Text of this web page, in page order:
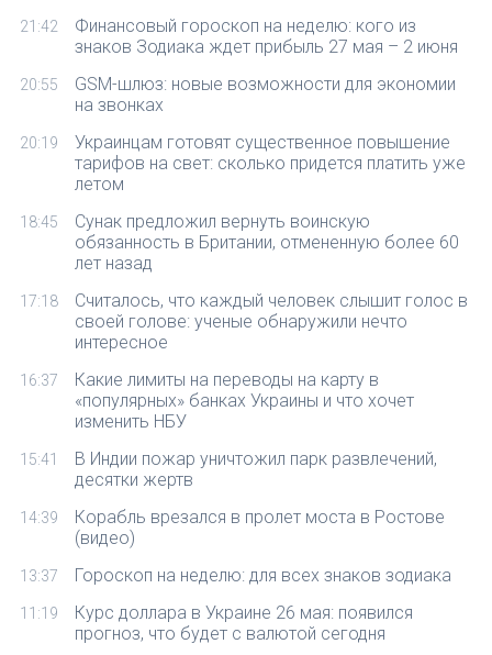
21:42
Финансовый гороскоп на неделю: кого из
знаков Зодиака ждет прибыль 27 мая – 2 июня
20:55
GSM-шлюз: новые возможности для экономии
на звонках
20:19
Украинцам готовят существенное повышение
тарифов на свет: сколько придется платить уже
летом
18:45
Сунак предложил вернуть воинскую
обязанность в Британии, отмененную более 60
лет назад
17:18
Считалось, что каждый человек слышит голос в
своей голове: ученые обнаружили нечто
интересное
16:37
Какие лимиты на переводы на карту в
«популярных» банках Украины и что хочет
изменить НБУ
15:41
В Индии пожар уничтожил парк развлечений,
десятки жертв
14:39
Корабль врезался в пролет моста в Ростове
(видео)
13:37 Гороскоп на неделю: для всех знаков зодиака
11:19
Курс доллара в Украине 26 мая: появился
прогноз, что будет с валютой сегодня